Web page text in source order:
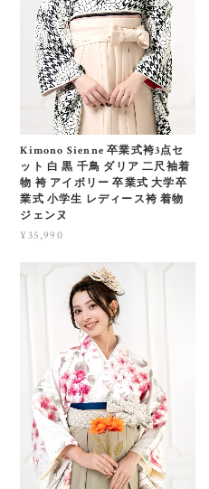
Kimono Sienne 卒業式袴3点セ
ット 白 黒 千鳥 ダリア 二尺袖着
物 袴 アイボリー 卒業式 大学卒
業式 小学生 レディース袴 着物
ジェンヌ
¥35,990